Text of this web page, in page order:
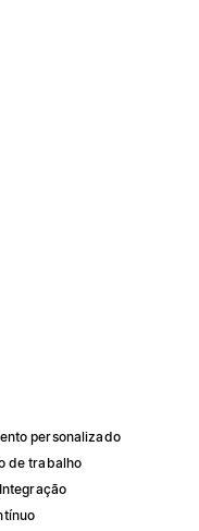
personalizado
de trabalho
Integração